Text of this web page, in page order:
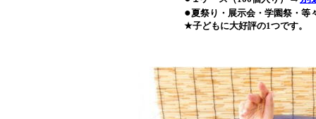
●夏祭り・展示会・学園祭・等
★子どもに大好評の1つです。